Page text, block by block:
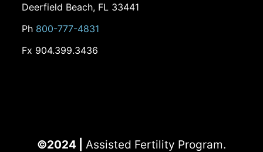
Deerfield Beach, FL 33441
Ph 800-777-4831
Fx 904.399.3436
©2024 | Assisted Fertility Program.